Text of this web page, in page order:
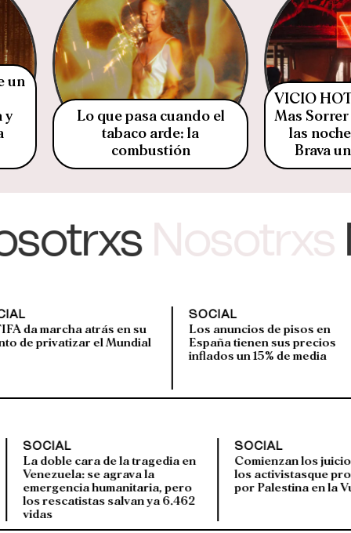
un
y
Lo que pasa cuando el
tabaco arde: la
combustión
VICIO
Mas
las
Brava
Nosotrxs
en su
Los anuncios de pisos en
España tienen sus precios
inflados un 15% de media
hablado
Corte
los grandes
450 veces
que los
La doble cara de la tragedia en
Venezuela: se agrava la
emergencia humanitaria, pero
los rescatistas salvan ya 6.462